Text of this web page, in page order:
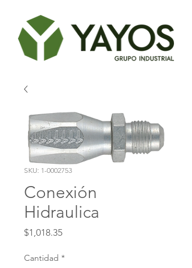
SKU: 1-0002753
Conexión
Hidraulica
$1,018.35Precio
Cantidad *